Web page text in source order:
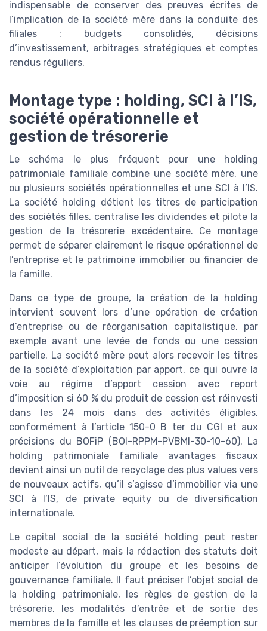
indispensable de conserver des preuves écrites de
l’implication de la société mère dans la conduite des
filiales : budgets consolidés, décisions
d’investissement, arbitrages stratégiques et comptes
rendus réguliers.
Montage type : holding, SCI à l’IS,
société opérationnelle et
gestion de trésorerie
Le schéma le plus fréquent pour une holding
patrimoniale familiale combine une société mère, une
ou plusieurs sociétés opérationnelles et une SCI à l’IS.
La société holding détient les titres de participation
des sociétés filles, centralise les dividendes et pilote la
gestion de la trésorerie excédentaire. Ce montage
permet de séparer clairement le risque opérationnel de
l’entreprise et le patrimoine immobilier ou financier de
la famille.
Dans ce type de groupe, la création de la holding
intervient souvent lors d’une opération de création
d’entreprise ou de réorganisation capitalistique, par
exemple avant une levée de fonds ou une cession
partielle. La société mère peut alors recevoir les titres
de la société d’exploitation par apport, ce qui ouvre la
voie au régime d’apport cession avec report
d’imposition si 60 % du produit de cession est réinvesti
dans les 24 mois dans des activités éligibles,
conformément à l’article 150-0 B ter du CGI et aux
précisions du BOFiP (BOI-RPPM-PVBMI-30-10-60). La
holding patrimoniale familiale avantages fiscaux
devient ainsi un outil de recyclage des plus values vers
de nouveaux actifs, qu’il s’agisse d’immobilier via une
SCI à l’IS, de private equity ou de diversification
internationale.
Le capital social de la société holding peut rester
modeste au départ, mais la rédaction des statuts doit
anticiper l’évolution du groupe et les besoins de
gouvernance familiale. Il faut préciser l’objet social de
la holding patrimoniale, les règles de gestion de la
trésorerie, les modalités d’entrée et de sortie des
membres de la famille et les clauses de préemption sur